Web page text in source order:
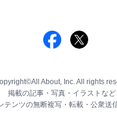
About, Inc. All rights
掲載の記事・写真・イラストなど
テンツの無断複写・転載・公衆送